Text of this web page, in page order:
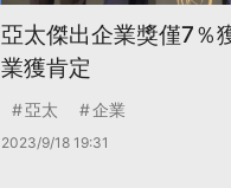
亞太傑出企業獎僅7％
業獲肯定
亞太 企業
2023/9/18 19:31